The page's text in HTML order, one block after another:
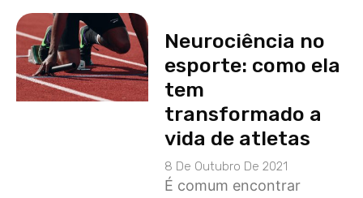
Neurociência no
esporte: como ela
tem
transformado a
vida de atletas
8 De Outubro De 2021
É comum encontrar